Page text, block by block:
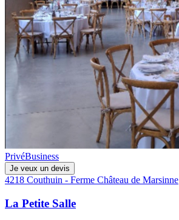
PrivéBusiness
Je veux un devis
4218 Couthuin - Ferme Château de Marsinne
La Petite Salle